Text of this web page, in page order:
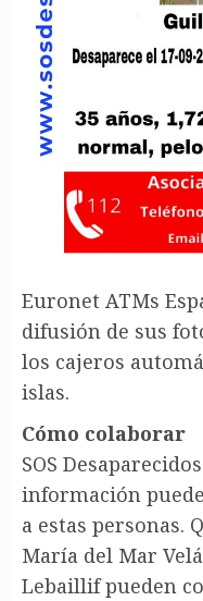
Euronet ATMs
difusión de sus
los cajeros
islas.
Cómo colaborar
SOS
información
a estas personas.
María del Mar
Lebaillif pueden